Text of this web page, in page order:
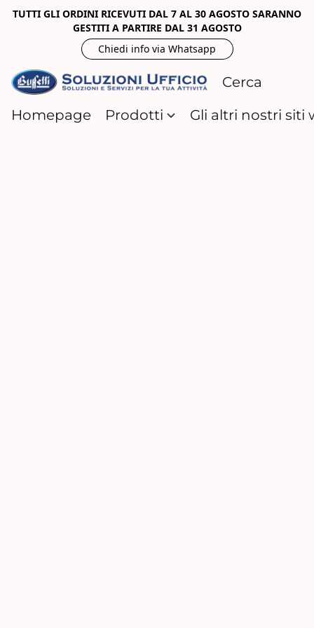
TUTTI GLI ORDINI RICEVUTI DAL 7 AL 30 AGOSTO SARANNO
GESTITI A PARTIRE DAL 31 AGOSTO
Chiedi info via Whatsapp
Homepage Prodotti Gli altri nostri siti